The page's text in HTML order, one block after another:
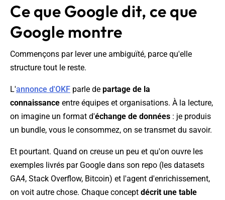
Ce que Google dit, ce que
Google montre
Commençons par lever une ambiguïté, parce qu'elle
structure tout le reste.
L'annonce d'OKF parle de partage de la
connaissance entre équipes et organisations. À la lecture,
on imagine un format d'échange de données : je produis
un bundle, vous le consommez, on se transmet du savoir.
Et pourtant. Quand on creuse un peu et qu'on ouvre les
exemples livrés par Google dans son repo (les datasets
GA4, Stack Overflow, Bitcoin) et l'agent d'enrichissement,
on voit autre chose. Chaque concept décrit une table